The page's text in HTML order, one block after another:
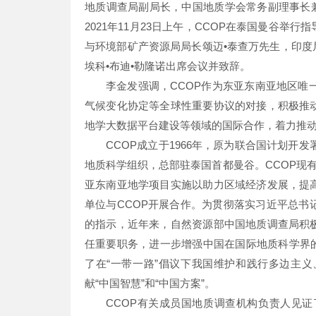
地质调查局副局长，中国地质学会常务副理事
2021年11月23日上午，CCOP在泰国曼谷举行
与环境部矿产资源局局长颂迈•泰查万先生，印
埃科•布迪•勒隆诺出席会议并致辞。
李金发强调，CCOP作为东亚东南亚地区唯
气候变化协定等全球性重要协议的对接，积极
地学大数据平台建设等领域的国际合作，着力推
CCOP成立于1966年，原为联合国计划开
地质科学组织，总部驻泰国首都曼谷。CCOP现
亚东南亚地学项目实施以助力区域经济发展，
单位与CCOP开展合作。为贯彻落实习近平总
的指示，近年来，自然资源部中国地质调查局
任重要职务，进一步增强中国在国际地质科学
了在“一带一路”倡议下我国维护和践行多边主
献“中国智慧”和“中国方案”。
CCOP有关成员国地质调查机构负责人见